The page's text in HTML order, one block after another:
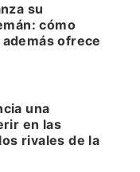
su
cómo
ofrece
una
en las
rivales de la